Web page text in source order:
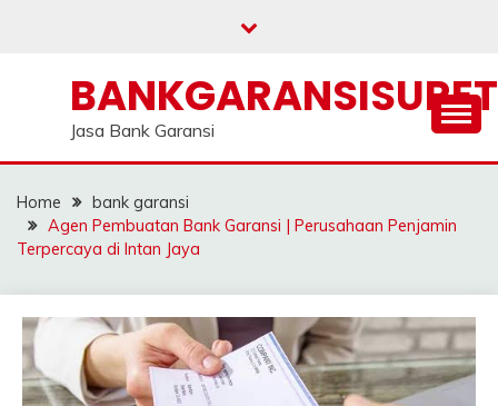
Jasa Bank Garansi
Home
bank garansi
Agen Pembuatan Bank Garansi | Perusahaan Penjamin
Terpercaya di Intan Jaya